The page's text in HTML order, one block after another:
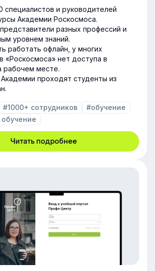
специалистов и руководителей
Академии Роскосмоса.
разных профессий и
уровнем знаний.
работать офлайн, у многих
«Роскосмоса» нет доступа в
рабочем месте.
проходят студенты из
#1000+ сотрудников
#обучение
Читать подробнее